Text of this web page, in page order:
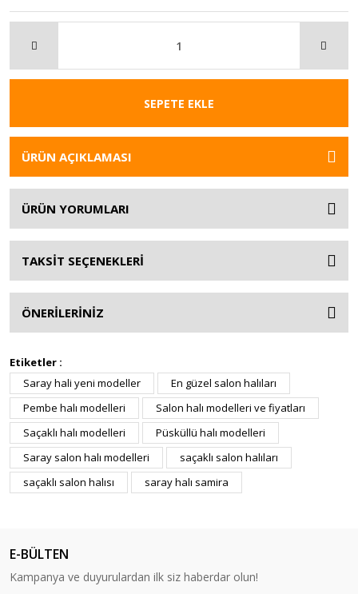
SEPETE EKLE
ÜRÜN AÇIKLAMASI
ÜRÜN YORUMLARI
TAKSİT SEÇENEKLERİ
ÖNERİLERİNİZ
Etiketler :
Saray hali yeni modeller
En güzel salon halıları
Pembe halı modelleri
Salon halı modelleri ve fiyatları
Saçaklı halı modelleri
Püsküllü halı modelleri
Saray salon halı modelleri
saçaklı salon halıları
saçaklı salon halısı
saray halı samira
E-BÜLTEN
Kampanya ve duyurulardan ilk siz haberdar olun!